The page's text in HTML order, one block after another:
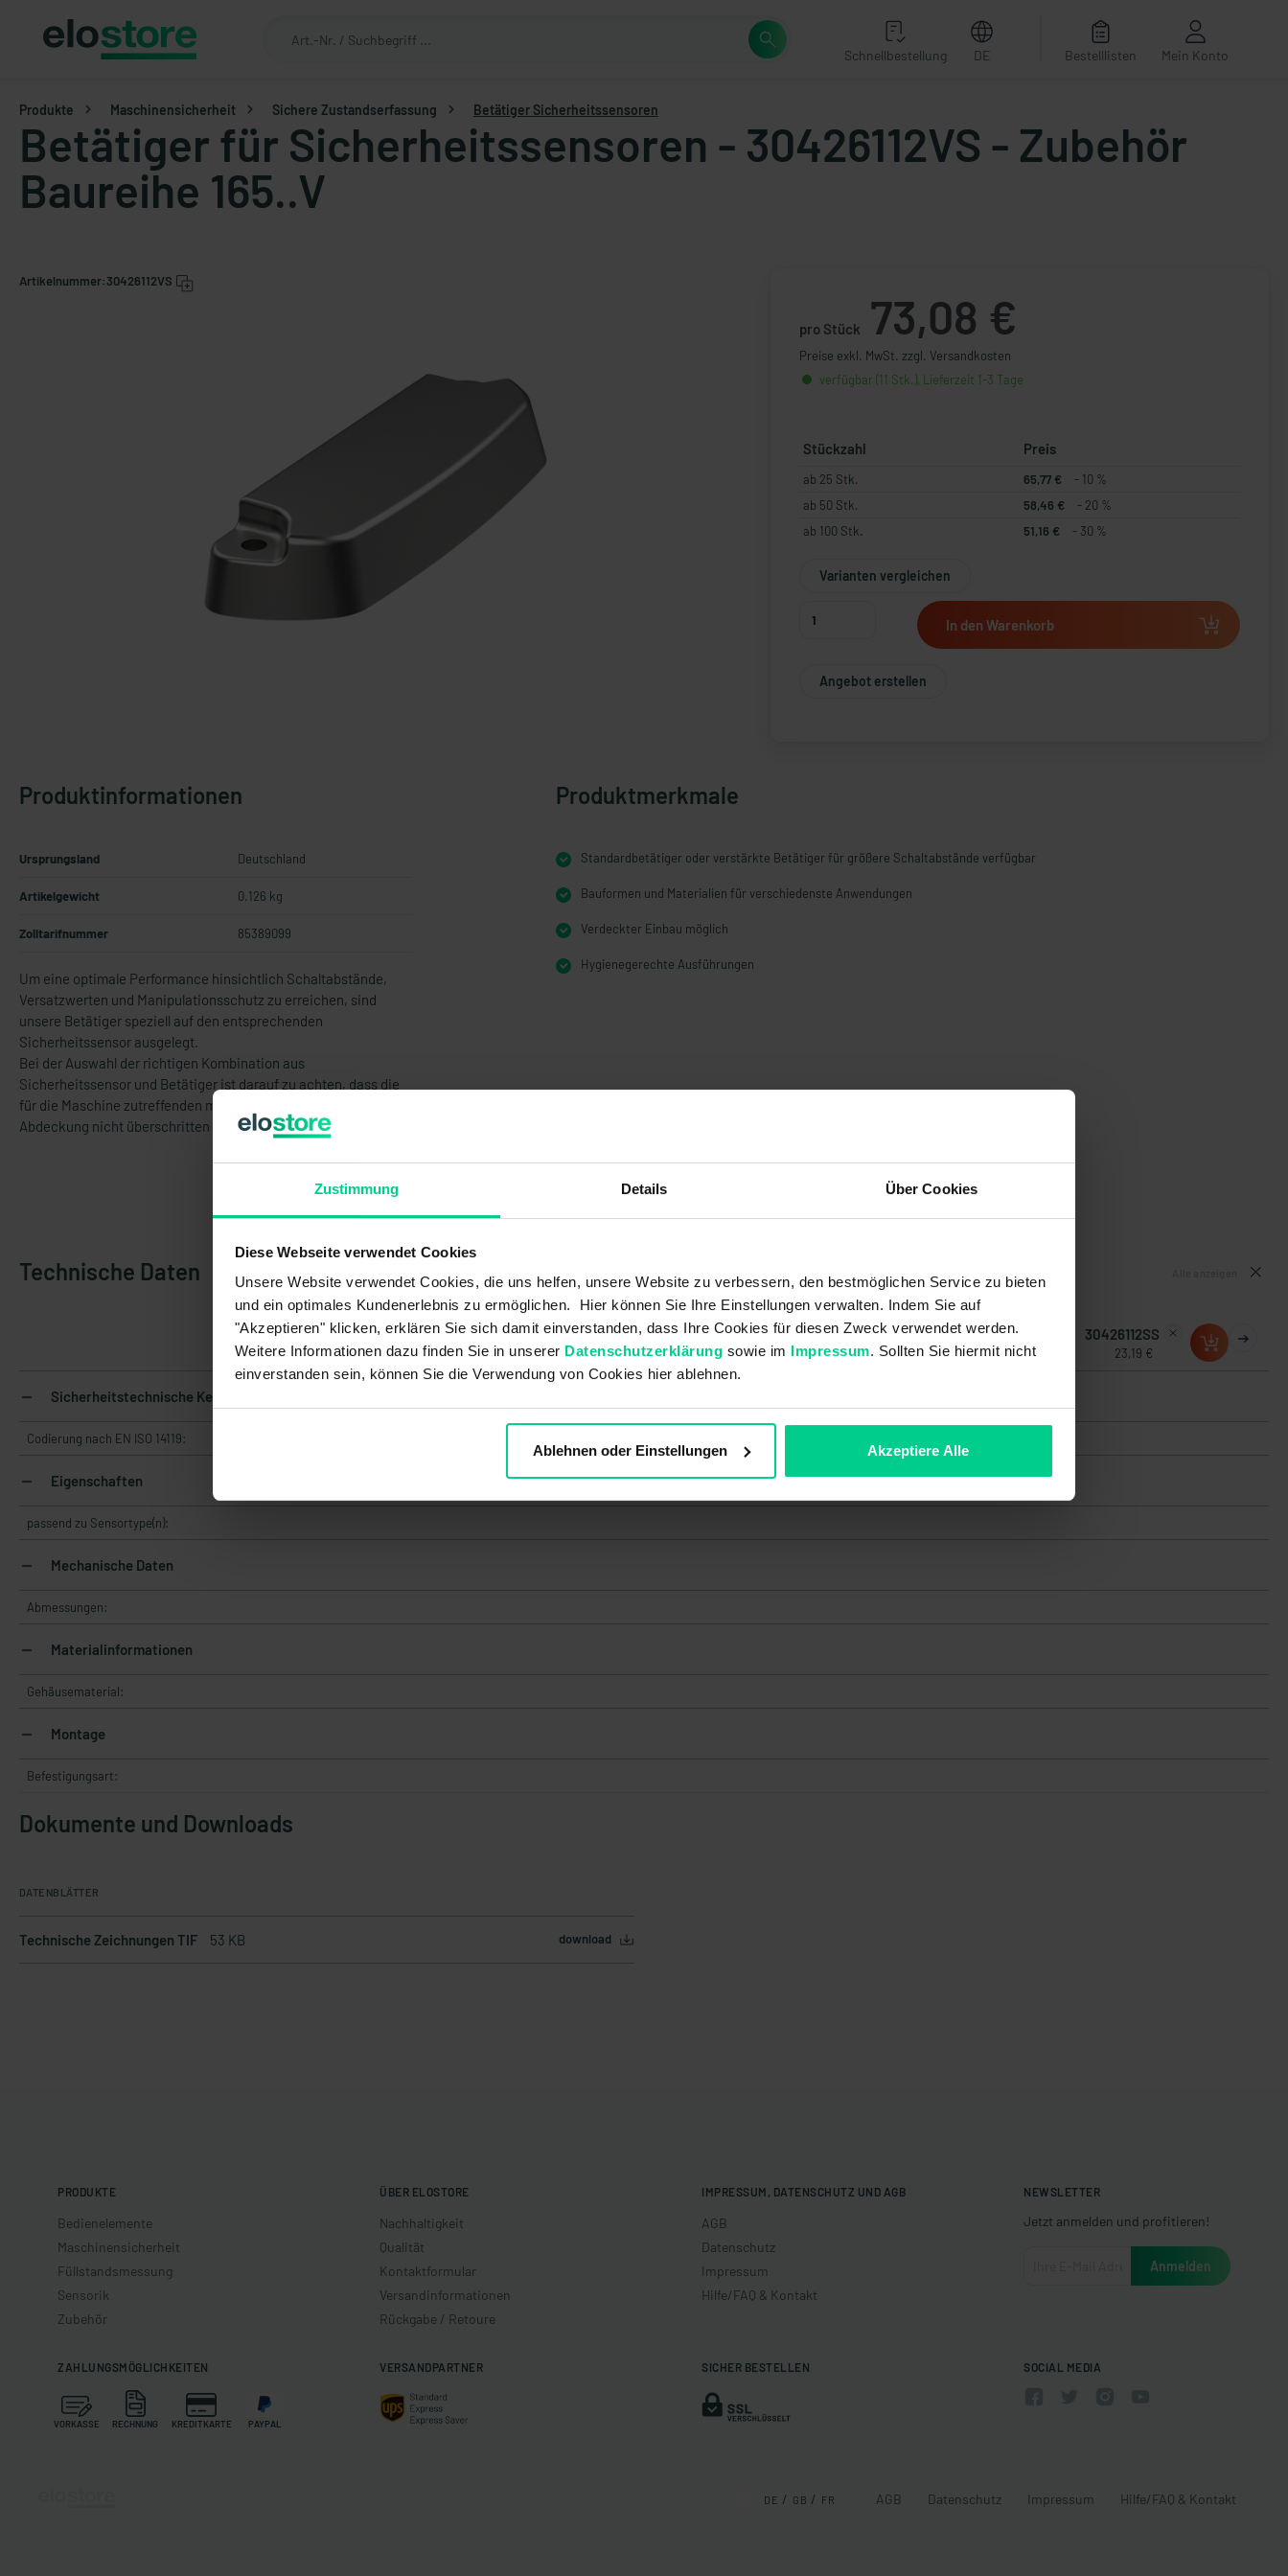
Zustimmung Details Über Cookies
Diese Webseite verwendet Cookies
Unsere Website verwendet Cookies, die uns helfen, unsere Website zu verbessern, den bestmöglichen Service zu bieten
und ein optimales Kundenerlebnis zu ermöglichen. Hier können Sie Ihre Einstellungen verwalten. Indem Sie auf
"Akzeptieren" klicken, erklären Sie sich damit einverstanden, dass Ihre Cookies für diesen Zweck verwendet werden.
Weitere Informationen dazu finden Sie in unserer Datenschutzerklärung sowie im Impressum. Sollten Sie hiermit nicht
einverstanden sein, können Sie die Verwendung von Cookies hier ablehnen.
Ablehnen oder Einstellungen Akzeptiere Alle
Schnellbestellung DE Bestelllisten Mein Konto
Produkte Maschinensicherheit Sichere Zustandserfassung Betätiger Sicherheitssensoren
Betätiger für Sicherheitssensoren - 30426112VS - Zubehör
Baureihe 165..V
Artikelnummer:30426112VS
pro Stück 73,08 €
Preise exkl. MwSt. zzgl. Versandkosten
verfügbar (11 Stk.), Lieferzeit 1-3 Tage
Stückzahl Preis
ab 25 Stk. 65,77 €
- 10 %
ab 50 Stk.
58,46 €
- 20 %
ab 100 Stk.
51,16 € - 30 %
Varianten vergleichen
In den Warenkorb
Angebot erstellen
Produktinformationen
Ursprungsland Deutschland
Artikelgewicht 0.126 kg
Zolltarifnummer 85389099
Um eine optimale Performance hinsichtlich Schaltabstände,
Versatzwerten und Manipulationsschutz zu erreichen, sind
unsere Betätiger speziell auf den entsprechenden
Sicherheitssensor ausgelegt.
Bei der Auswahl der richtigen Kombination aus
Sicherheitssensor und Betätiger ist darauf zu achten, dass die
für die Maschine zutreffenden maximalen Öffnungsspalte der
Abdeckung nicht überschritten werden.
Produktmerkmale
Standardbetätiger oder verstärkte Betätiger für größere Schaltabstände verfügbar
Bauformen und Materialien für verschiedenste Anwendungen
Verdeckter Einbau möglich
Hygienegerechte Ausführungen
Technische Daten
30426112GS
18,24 €
30426112N
22,26 €
30426112P
29,37 €
30426112Q
22,26 €
30426112SS
23,19 €
Sicherheitstechnische Kennwerte
Codierung nach EN ISO 14119:
Eigenschaften
passend zu Sensortype(n):
Mechanische Daten
Abmessungen:
Materialinformationen
Gehäusematerial:
Montage
Befestigungsart:
Dokumente und Downloads
DATENBLÄTTER
Technische Zeichnungen TIF 53 KB download
PRODUKTE
Bedienelemente
Maschinensicherheit
Füllstandsmessung
Sensorik
Zubehör
ÜBER ELOSTORE
Nachhaltigkeit
Qualität
Kontaktformular
Versandinformationen
Rückgabe / Retoure
IMPRESSUM, DATENSCHUTZ UND AGB
AGB
Datenschutz
Impressum
Hilfe/FAQ & Kontakt
NEWSLETTER
Jetzt anmelden und profitieren!
ZAHLUNGSMÖGLICHKEITEN
VORKASSE RECHNUNG KREDITKARTE PAYPAL
VERSANDPARTNER SICHER BESTELLEN SOCIAL MEDIA
DE GB FR AGB Datenschutz Impressum Hilfe/FAQ & Kontakt